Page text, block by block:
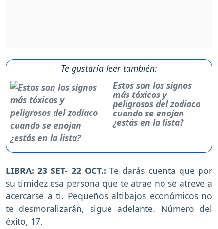
Te gustaría leer también:
Estos son los signos
más tóxicos y
peligrosos del zodiaco
cuando se enojan
¿estás en la lista?
LIBRA: 23 SET- 22 OCT.: Te darás cuenta que por
su timidez esa persona que te atrae no se atreve a
acercarse a ti. Pequeños altibajos económicos no
te desmoralizarán, sigue adelante. Número del
éxito, 17.